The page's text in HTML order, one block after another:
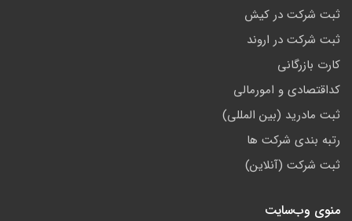
ثبت شرکت در کیش
ثبت شرکت در اروند
کارت بازرگانی
کداقتصادی و امورمالی
ثبت مادرید (بین المللی)
رتبه بندی شرکت ها
ثبت شرکت (آنلاین)
منوی وب‌سایت